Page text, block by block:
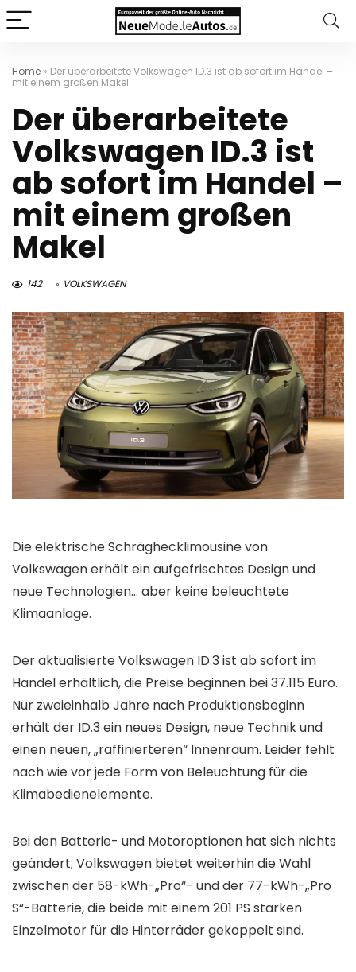
Home » Der überarbeitete Volkswagen ID.3 ist ab sofort im Handel –
mit einem großen Makel
Der überarbeitete
Volkswagen ID.3 ist
ab sofort im Handel –
mit einem großen
Makel
142 VOLKSWAGEN
Die elektrische Schräghecklimousine von
Volkswagen erhält ein aufgefrischtes Design und
neue Technologien… aber keine beleuchtete
Klimaanlage.
Der aktualisierte Volkswagen ID.3 ist ab sofort im
Handel erhältlich, die Preise beginnen bei 37.115 Euro.
Nur zweieinhalb Jahre nach Produktionsbeginn
erhält der ID.3 ein neues Design, neue Technik und
einen neuen, „raffinierteren“ Innenraum. Leider fehlt
nach wie vor jede Form von Beleuchtung für die
Klimabedienelemente.
Bei den Batterie- und Motoroptionen hat sich nichts
geändert; Volkswagen bietet weiterhin die Wahl
zwischen der 58-kWh-„Pro“- und der 77-kWh-„Pro
S“-Batterie, die beide mit einem 201 PS starken
Einzelmotor für die Hinterräder gekoppelt sind.